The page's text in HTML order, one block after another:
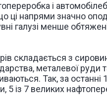
і
ці напрями значно
галузі менше
складається з
металевої руди
Так, за останні
із 7 великих